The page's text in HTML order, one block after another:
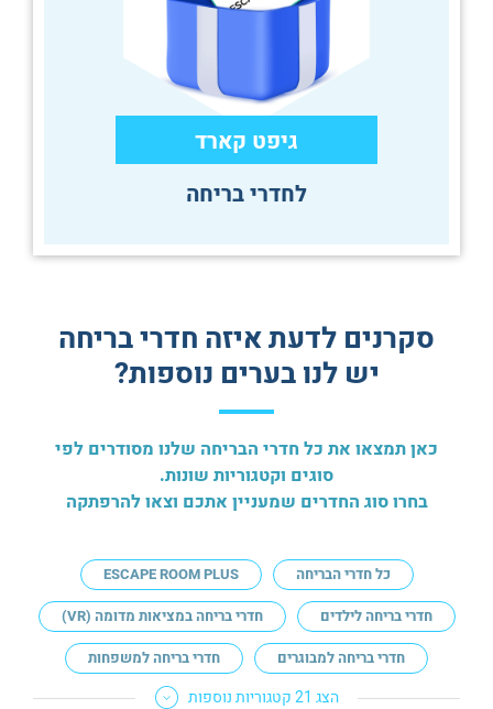
גיפט קארד
לחדרי בריחה
סקרנים לדעת איזה חדרי בריחה
יש לנו בערים נוספות?
כאן תמצאו את כל חדרי הבריחה שלנו מסודרים לפי
סוגים וקטגוריות שונות.
בחרו סוג החדרים שמעניין אתכם וצאו להרפתקה
כל חדרי הבריחה
ESCAPE ROOM PLUS
חדרי בריחה לילדים
חדרי בריחה במציאות מדומה (VR)
חדרי בריחה למבוגרים
חדרי בריחה למשפחות
הצג 21 קטגוריות נוספות